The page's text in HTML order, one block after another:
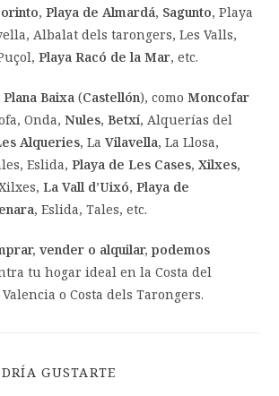
,Playa de Almardá, Sagunto, Playa
Albalat dels tarongers, Les Valls,
Playa Racó de la Mar, etc.
Plana Baixa (Castellón), comoMoncofar
Onda,Nules,Betxí, Alquerías del
Alqueries, LaVilavella, La Llosa,
Eslida,Playa de Les Cases, Xilxes,
La Vall d’Uixó,Playa de
, Eslida, Tales, etc.
vender o alquilar, podemos
tu hogar ideal en la Costa del
o Costa dels Tarongers.
GUSTARTE